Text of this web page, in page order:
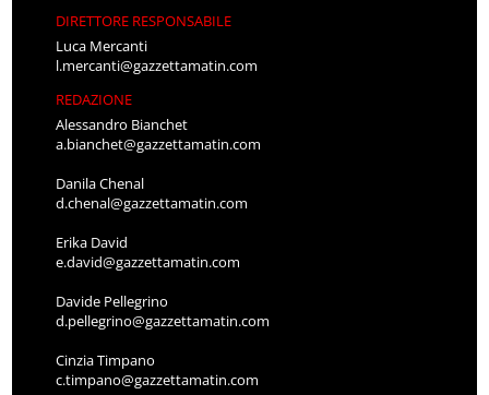
DIRETTORE RESPONSABILE
Luca Mercanti
l.mercanti@gazzettamatin.com
REDAZIONE
Alessandro Bianchet
a.bianchet@gazzettamatin.com
Danila Chenal
d.chenal@gazzettamatin.com
Erika David
e.david@gazzettamatin.com
Davide Pellegrino
d.pellegrino@gazzettamatin.com
Cinzia Timpano
c.timpano@gazzettamatin.com